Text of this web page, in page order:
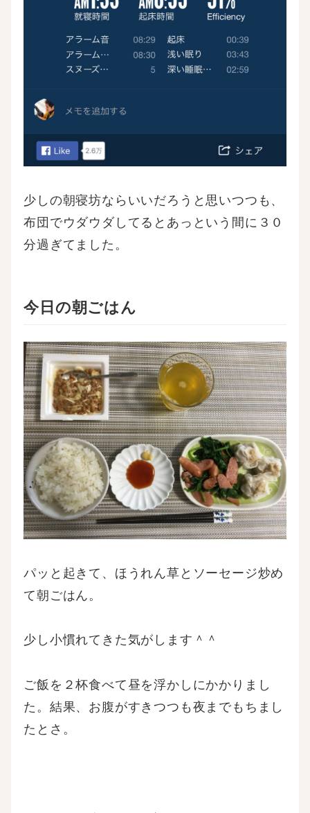
少しの朝寝坊ならいいだろうと思いつつも、
布団でウダウダしてるとあっという間に３０
分過ぎてました。
今日の朝ごはん
パッと起きて、ほうれん草とソーセージ炒め
て朝ごはん。
少し小慣れてきた気がします＾＾
ご飯を２杯食べて昼を浮かしにかかりまし
た。結果、お腹がすきつつも夜までもちまし
たとさ。